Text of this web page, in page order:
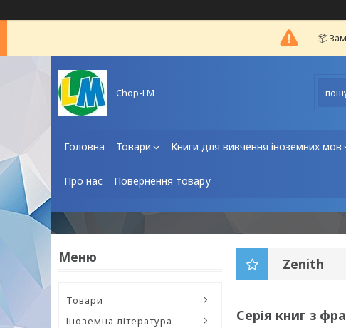
📦
Chop-LM
Головна Товари Книги для вивчення іноземних мов
Про нас Повернення товару
Товари
Іноземна література
Zenith
Серія книг з